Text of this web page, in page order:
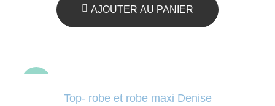
était :
9.90€.
est :
4.95€.
AJOUTER AU PANIER
Top- robe et robe maxi Denise